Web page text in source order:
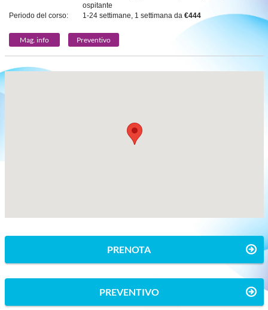
ospitante
Periodo del corso:
1-24 settimane, 1 settimana da €444
Mag. info Preventivo
PRENOTA
PREVENTIVO